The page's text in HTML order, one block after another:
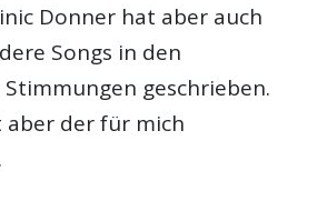
Donner hat aber auch
Songs in den
geschrieben.
aber der für mich